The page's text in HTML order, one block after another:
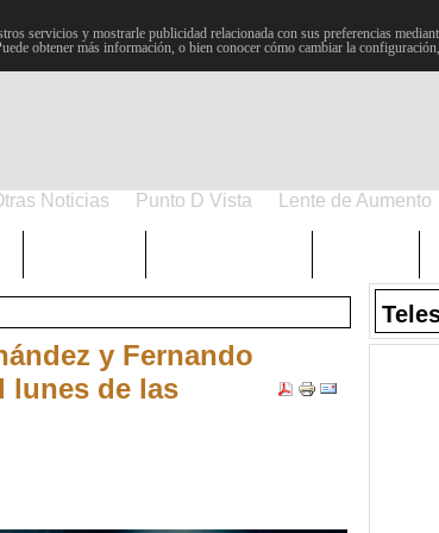
servicios y mostrarle publicidad relacionada con sus preferencias
obtener más información, o bien conocer cómo cambiar la
Noticias Punto D Vista Lente de Aumento
y Fernando
lunes de las